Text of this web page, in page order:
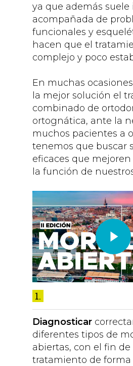
ya que además suele
acompañada de
funcionales y
hacen que el
complejo y poco
En muchas
la mejor solución el
combinado de
ortognática, ante la
muchos pacientes a
tenemos que buscar
eficaces que
la función de
1.
Diagnosticar
diferentes tipos de
abiertas, con el fin
tratamiento de forma